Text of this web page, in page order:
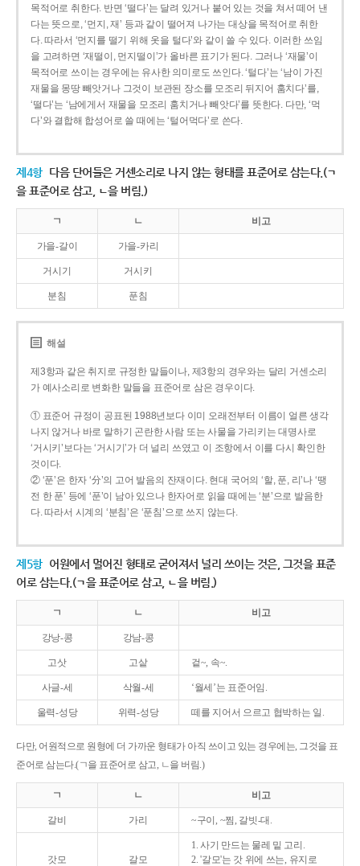
목적어로 취한다. 반면 ‘떨다’는 달려 있거나 붙어 있는 것을 쳐서 떼어 낸
다는 뜻으로, ‘먼지, 재’ 등과 같이 떨어져 나가는 대상을 목적어로 취한
다. 따라서 ‘먼지를 떨기 위해 옷을 털다’와 같이 쓸 수 있다. 이러한 쓰임
을 고려하면 ‘재떨이, 먼지떨이’가 올바른 표기가 된다. 그러나 ‘재물’이
목적어로 쓰이는 경우에는 유사한 의미로도 쓰인다. ‘털다’는 ‘남이 가진
재물을 몽땅 빼앗거나 그것이 보관된 장소를 모조리 뒤지어 훔치다’를,
‘떨다’는 ‘남에게서 재물을 모조리 훔치거나 빼앗다’를 뜻한다. 다만, ‘먹
다’와 결합해 합성어로 쓸 때에는 ‘털어먹다’로 쓴다.
제4항 다음 단어들은 거센소리로 나지 않는 형태를 표준어로 삼는다.(ㄱ
을 표준어로 삼고, ㄴ을 버림.)
ㄱ ㄴ 비고
가을-갈이 가을-카리
거시기 거시키
분침 푼침
해설
제3항과 같은 취지로 규정한 말들이나, 제3항의 경우와는 달리 거센소리
가 예사소리로 변화한 말들을 표준어로 삼은 경우이다.
① 표준어 규정이 공표된 1988년보다 이미 오래전부터 이름이 얼른 생각
나지 않거나 바로 말하기 곤란한 사람 또는 사물을 가리키는 대명사로
‘거시키’보다는 ‘거시기’가 더 널리 쓰였고 이 조항에서 이를 다시 확인한
것이다.
② ‘푼’은 한자 ‘分’의 고어 발음의 잔재이다. 현대 국어의 ‘할, 푼, 리’나 ‘땡
전 한 푼’ 등에 ‘푼’이 남아 있으나 한자어로 읽을 때에는 ‘분’으로 발음한
다. 따라서 시계의 ‘분침’은 ‘푼침’으로 쓰지 않는다.
제5항 어원에서 멀어진 형태로 굳어져서 널리 쓰이는 것은, 그것을 표준
어로 삼는다.(ㄱ을 표준어로 삼고, ㄴ을 버림.)
ㄱ ㄴ 비고
강낭-콩 강남-콩
고삿 고샅 겉~, 속~.
사글-세 삭월-세 ‘월세’는 표준어임.
울력-성당 위력-성당 떼를 지어서 으르고 협박하는 일.
다만, 어원적으로 원형에 더 가까운 형태가 아직 쓰이고 있는 경우에는, 그것을 표
준어로 삼는다.(ㄱ을 표준어로 삼고, ㄴ을 버림.)
ㄱ ㄴ 비고
갈비 가리 ~구이, ~찜, 갈빗-대.
갓모 갈모
1. 사기 만드는 물레 밑 고리.
2. '갈모'는 갓 위에 쓰는, 유지로